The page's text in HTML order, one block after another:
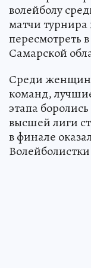
волейболу
матчи
пересмотреть
Самарской
Среди женщин
команд,
этапа
высшей лиги
в финале